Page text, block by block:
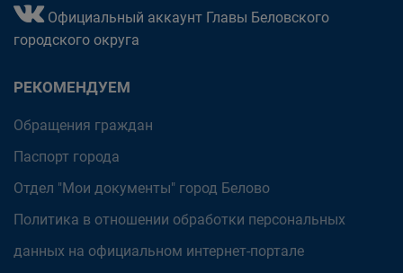
Официальный аккаунт Главы Беловского
городского округа
РЕКОМЕНДУЕМ
Обращения граждан
Паспорт города
Отдел "Мои документы" город Белово
Политика в отношении обработки персональных
данных на официальном интернет-портале